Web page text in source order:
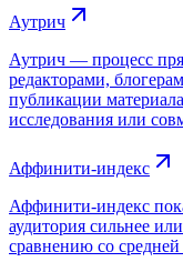
Аутрич
Аутрич — процесс
редакторами,
публикации
исследования или
Аффинити-индекс
Аффинити-индекс
аудитория сильнее
сравнению со средней